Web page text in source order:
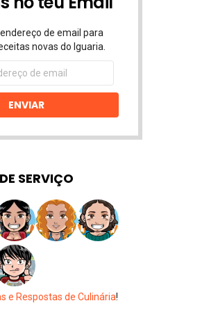
de email para
novas do Iguaria.
ENVIAR
SERVIÇO
e Respostas de Culinária!